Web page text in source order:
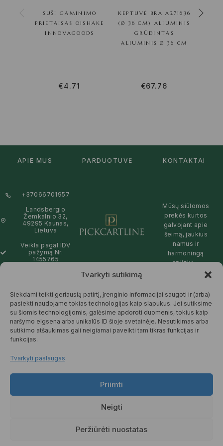
Tvarkyti sutikimą
Siekdami teikti geriausią patirtį, įrenginio informacijai saugoti ir (arba)
pasiekti naudojame tokias technologijas kaip slapukus. Jei sutiksime
su šiomis technologijomis, galėsime apdoroti duomenis, tokius kaip
naršymo elgsena arba unikalūs ID šioje svetainėje. Nesutikimas arba
sutikimo atšaukimas gali neigiamai paveikti tam tikras funkcijas ir
funkcijas.
Tvarkyti paslaugas
Priimti
Neigti
Peržiūrėti nuostatas
SUŠI GAMINIMO
PRIETAISAS OISHAKE
INNOVAGOODS
€4.71
KEPTUVĖ BRA A271636
(Ø 36 CM) ALIUMINIS
GRŪDINTAS
ALIUMINIS Ø 36 CM
€67.76
APIE MUS PARDUOTUVĖ KONTAKTAI
+37066701957
Landsbergio
Žemkalnio 32,
49295 Kaunas,
Lietuva
Veikla pagal IDV
pažymą Nr.
1455765
09:00 - 19:00
Mūsų siūlomos
prekės kurtos
galvojant apie
šeimą, jaukius
namus ir
harmoningą
aplinką –
draugiškos tiek
Jums, tiek
gamtai.
DAUGIAU
© 2025 Pickcartline.com. Visos
teisės saugomos.
PREKIŲ KEITIMAS IR GRĄŽINIMAS